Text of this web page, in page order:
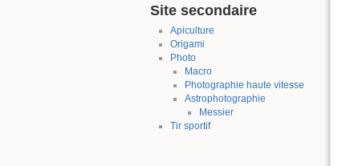
Site secondaire
Apiculture
Origami
Photo
Macro
Photographie haute vitesse
Astrophotographie
Messier
Tir sportif